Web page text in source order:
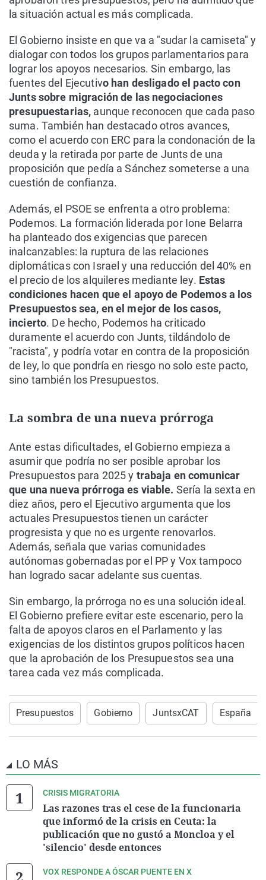
la situación actual es más complicada.
El Gobierno insiste en que va a "sudar la camiseta" y
dialogar con todos los grupos parlamentarios para
lograr los apoyos necesarios. Sin embargo, las
fuentes del Ejecutivo han desligado el pacto con
Junts sobre migración de las negociaciones
presupuestarias, aunque reconocen que cada paso
suma. También han destacado otros avances,
como el acuerdo con ERC para la condonación de la
deuda y la retirada por parte de Junts de una
proposición que pedía a Sánchez someterse a una
cuestión de confianza.
Además, el PSOE se enfrenta a otro problema:
Podemos. La formación liderada por Ione Belarra
ha planteado dos exigencias que parecen
inalcanzables: la ruptura de las relaciones
diplomáticas con Israel y una reducción del 40% en
el precio de los alquileres mediante ley. Estas
condiciones hacen que el apoyo de Podemos a los
Presupuestos sea, en el mejor de los casos,
incierto. De hecho, Podemos ha criticado
duramente el acuerdo con Junts, tildándolo de
"racista", y podría votar en contra de la proposición
de ley, lo que pondría en riesgo no solo este pacto,
sino también los Presupuestos.
La sombra de una nueva prórroga
Ante estas dificultades, el Gobierno empieza a
asumir que podría no ser posible aprobar los
Presupuestos para 2025 y trabaja en comunicar
que una nueva prórroga es viable. Sería la sexta en
diez años, pero el Ejecutivo argumenta que los
actuales Presupuestos tienen un carácter
progresista y que no es urgente renovarlos.
Además, señala que varias comunidades
autónomas gobernadas por el PP y Vox tampoco
han logrado sacar adelante sus cuentas.
Sin embargo, la prórroga no es una solución ideal.
El Gobierno prefiere evitar este escenario, pero la
falta de apoyos claros en el Parlamento y las
exigencias de los distintos grupos políticos hacen
que la aprobación de los Presupuestos sea una
tarea cada vez más complicada.
Presupuestos Gobierno JuntsxCAT España
LO MÁS
CRISIS MIGRATORIA
Las razones tras el cese de la funcionaria
que informó de la crisis en Ceuta: la
publicación que no gustó a Moncloa y el
'silencio' desde entonces
VOX RESPONDE A ÓSCAR PUENTE EN X